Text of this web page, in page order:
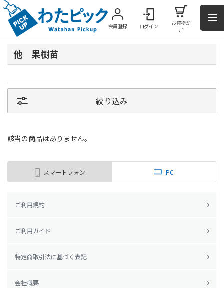
会員登録 ログイン
お買物か
ご
他 果樹苗
絞り込み
該当の商品はありません。
スマートフォン PC
ご利用規約
ご利用ガイド
特定商取引法に基づく表記
会社概要